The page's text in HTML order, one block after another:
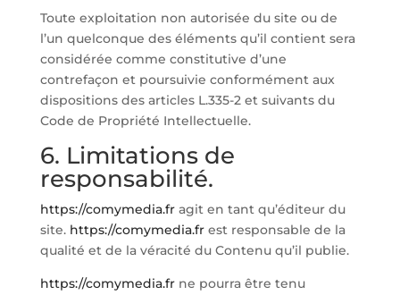
Toute exploitation non autorisée du site ou de
l’un quelconque des éléments qu’il contient sera
considérée comme constitutive d’une
contrefaçon et poursuivie conformément aux
dispositions des articles L.335-2 et suivants du
Code de Propriété Intellectuelle.
6. Limitations de
responsabilité.
https://comymedia.fragit en tant qu’éditeur du
site. https://comymedia.frest responsable de la
qualité et de la véracité du Contenu qu’il publie.
https://comymedia.frne pourra être tenu